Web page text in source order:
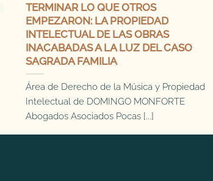
TERMINAR LO QUE OTROS
EMPEZARON: LA PROPIEDAD
INTELECTUAL DE LAS OBRAS
INACABADAS A LA LUZ DEL CASO
SAGRADA FAMILIA
Área de Derecho de la Música y Propiedad
Intelectual de DOMINGO MONFORTE
Abogados Asociados Pocas [...]